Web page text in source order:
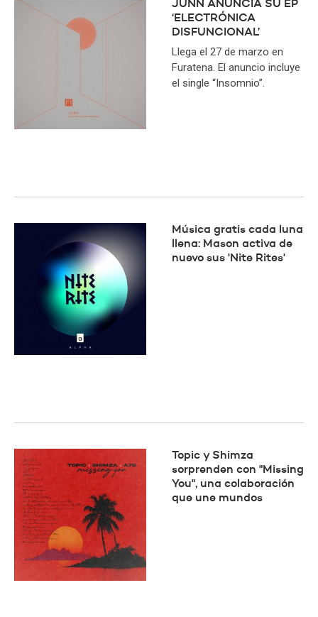
JUNN ANUNCIA SU EP
‘ELECTRÓNICA
DISFUNCIONAL’
Llega el 27 de marzo en
Furatena. El anuncio incluye
el single “Insomnio”.
Música gratis cada luna
llena: Mason activa de
nuevo sus 'Nite Rites'
Topic y Shimza
sorprenden con "Missing
You", una colaboración
que une mundos